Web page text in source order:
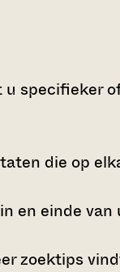
specifieker
die op
en einde
zoektips